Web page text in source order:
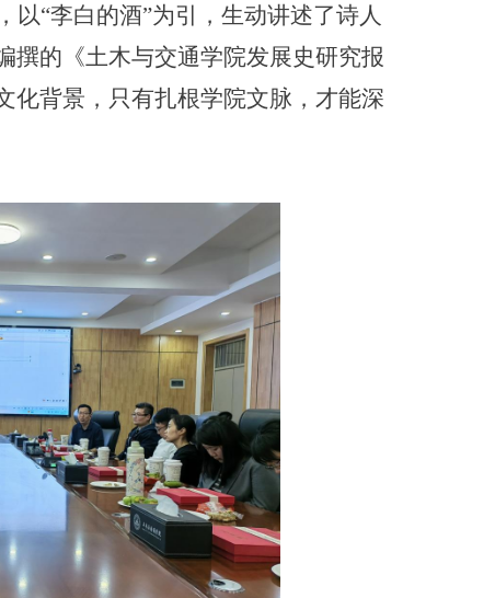
“李白的酒”为引，生动讲述了诗人
撰的《土木与交通学院发展史研究报
化背景，只有扎根学院文脉，才能深